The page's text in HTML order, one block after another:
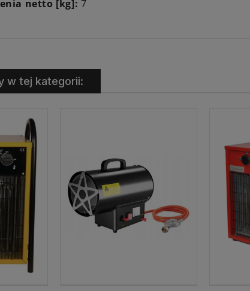
netto [kg]: 7
w tej kategorii: